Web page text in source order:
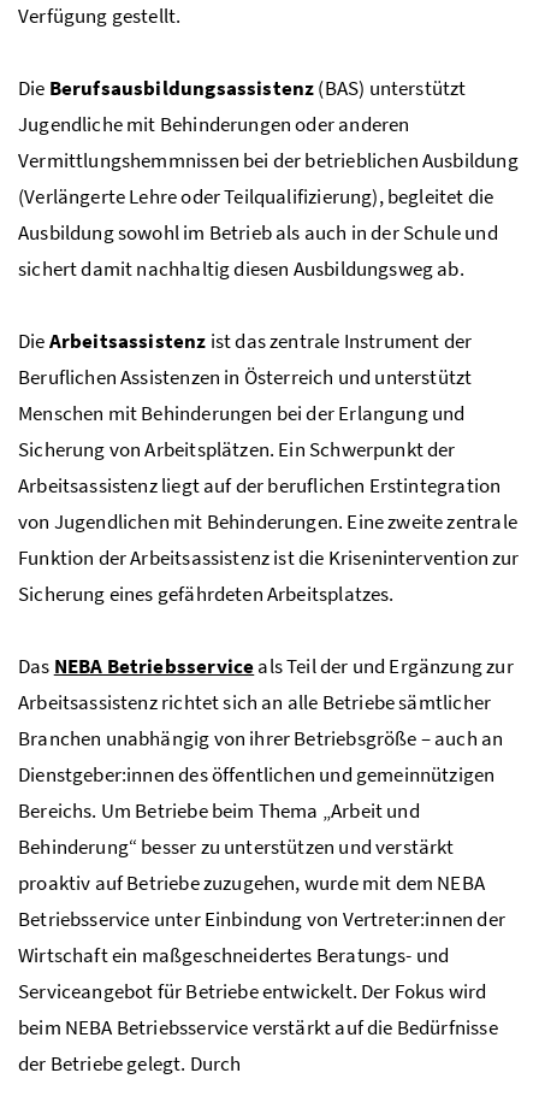
Verfügung gestellt.
Die Berufsausbildungsassistenz(BAS) unterstützt
Jugendliche mit Behinderungen oder anderen
Vermittlungshemmnissen bei der betrieblichen Ausbildung
(Verlängerte Lehre oder Teilqualifizierung), begleitet die
Ausbildung sowohl im Betrieb als auch in der Schule und
sichert damit nachhaltig diesen Ausbildungsweg ab.
DieArbeitsassistenz ist das zentrale Instrument der
Beruflichen Assistenzen in Österreich und unterstützt
Menschen mit Behinderungen bei der Erlangung und
Sicherung von Arbeitsplätzen. Ein Schwerpunkt der
Arbeitsassistenz liegt auf der beruflichen Erstintegration
von Jugendlichen mit Behinderungen. Eine zweite zentrale
Funktion der Arbeitsassistenz ist die Krisenintervention zur
Sicherung eines gefährdeten Arbeitsplatzes.
Das NEBA Betriebsserviceals Teil der und Ergänzung zur
Arbeitsassistenz richtet sich an alle Betriebe sämtlicher
Branchen unabhängig von ihrer Betriebsgröße – auch an
Dienstgeber:innen des öffentlichen und gemeinnützigen
Bereichs. Um Betriebe beim Thema „Arbeit und
Behinderung“ besser zu unterstützen und verstärkt
proaktiv auf Betriebe zuzugehen, wurde mit dem NEBA
Betriebsservice unter Einbindung von Vertreter:innen der
Wirtschaft ein maßgeschneidertes Beratungs- und
Serviceangebot für Betriebe entwickelt. Der Fokus wird
beim NEBA Betriebsservice verstärkt auf die Bedürfnisse
der Betriebe gelegt. Durch